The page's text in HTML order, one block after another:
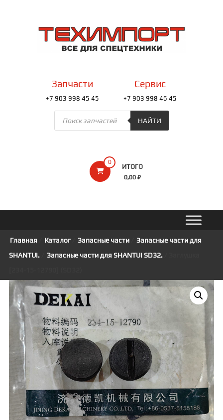
содержимомуТЕХИМПОРТ
Всё
0
ИТОГО
0,00 ₽
Запчасти
+7 903 998 45 45
Сервис
+7 903 998 46 45
Поиск
товаров
НАЙТИ
Главная Каталог/ Запасные части/
Запасные части для
SHANTUI./ Запасные части для SHANTUI SD32./ Заглушка